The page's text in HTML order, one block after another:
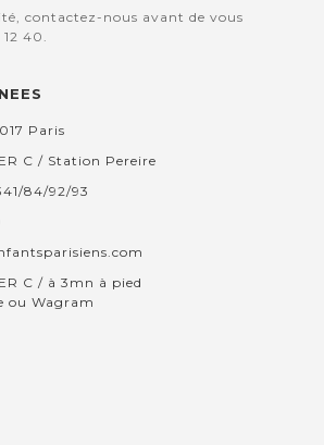
contactez-nous avant de vous
40.
Paris
C / Station Pereire
84/92/93
C / à 3mn à pied
ou Wagram